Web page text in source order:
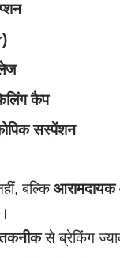
कैप
सस्पेंशन
बल्किआरामदायक
से ब्रेकिंग